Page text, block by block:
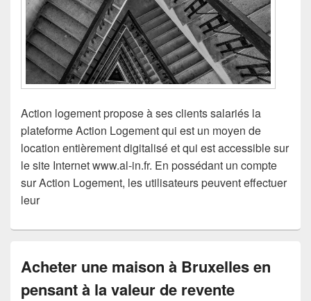
Action logement propose à ses clients salariés la
plateforme Action Logement qui est un moyen de
location entièrement digitalisé et qui est accessible sur
le site Internet www.al-in.fr. En possédant un compte
sur Action Logement, les utilisateurs peuvent effectuer
leur
Acheter une maison à Bruxelles en
pensant à la valeur de revente